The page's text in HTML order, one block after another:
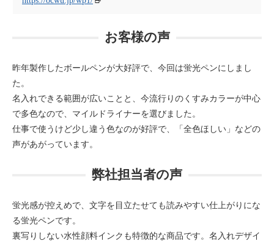
お客様の声
昨年製作したボールペンが大好評で、今回は蛍光ペンにしまし
た。
名入れできる範囲が広いことと、今流行りのくすみカラーが中心
で多色なので、マイルドライナーを選びました。
仕事で使うけど少し違う色なのが好評で、「全色ほしい」などの
声があがっています。
弊社担当者の声
蛍光感が控えめで、文字を目立たせても読みやすい仕上がりにな
る蛍光ペンです。
裏写りしない水性顔料インクも特徴的な商品です。名入れデザイ